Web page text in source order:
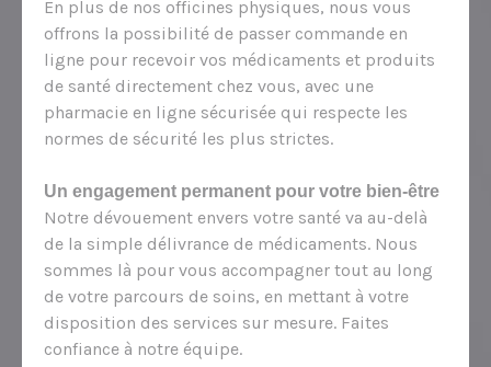
En plus de nos officines physiques, nous vous
offrons la possibilité de passer commande en
ligne pour recevoir vos médicaments et produits
de santé directement chez vous, avec une
pharmacie en ligne sécurisée qui respecte les
normes de sécurité les plus strictes.
Un engagement permanent pour votre bien-être
Notre dévouement envers votre santé va au-delà
de la simple délivrance de médicaments. Nous
sommes là pour vous accompagner tout au long
de votre parcours de soins, en mettant à votre
disposition des services sur mesure. Faites
confiance à notre équipe.